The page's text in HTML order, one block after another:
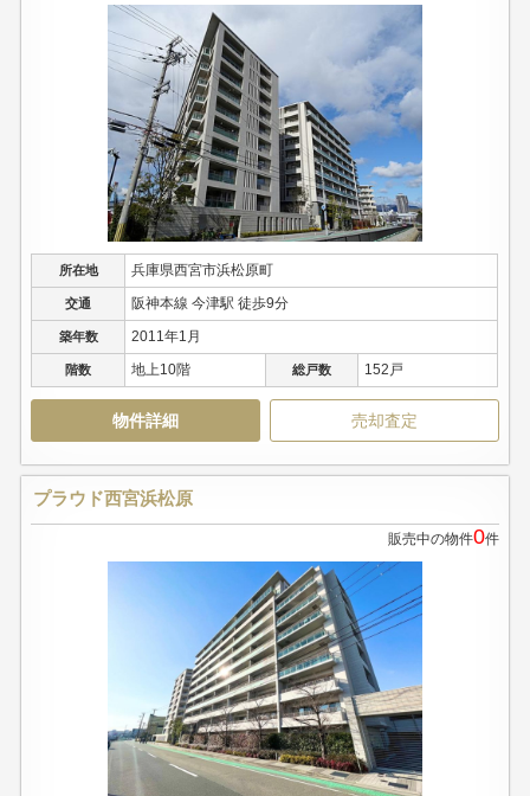
所在地 兵庫県西宮市浜松原町
交通 阪神本線 今津駅 徒歩9分
築年数 2011年1月
階数 地上10階 総戸数 152戸
物件詳細 売却査定
プラウド西宮浜松原
販売中の物件0件